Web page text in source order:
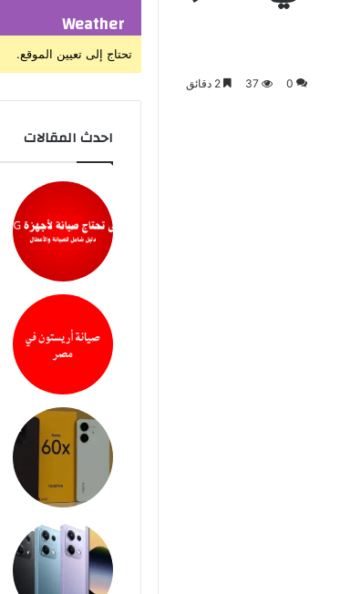
0
37
Weather
تحتاج إلى تعيين الموقع.
احدث المقالات